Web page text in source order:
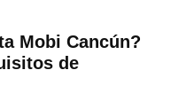
Mobi Cancún?
de